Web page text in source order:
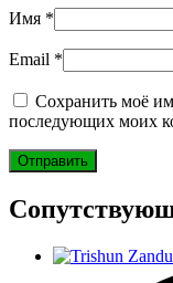
Имя *
Email *
Сохранить моё
последующих моих